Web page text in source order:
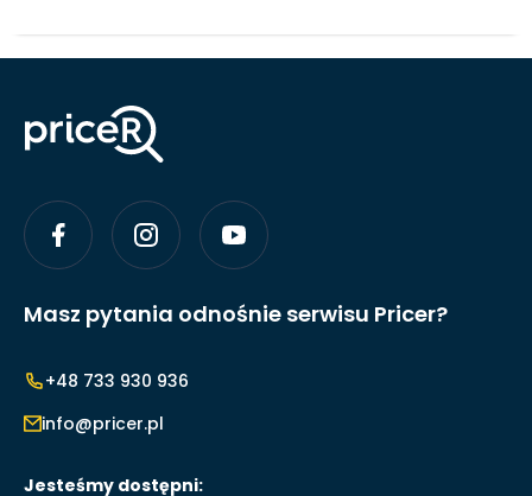
Masz pytania odnośnie serwisu Pricer?
+48 733 930 936
info@pricer.pl
Jesteśmy dostępni: